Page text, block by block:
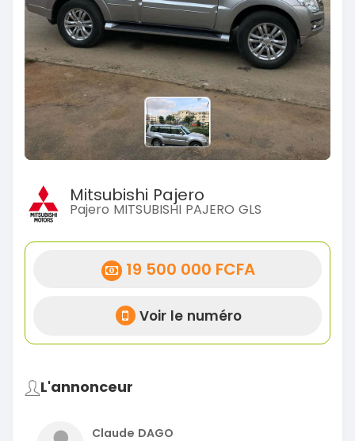
Mitsubishi Pajero
Pajero MITSUBISHI PAJERO GLS
19 500 000 FCFA
Voir le numéro
L'annonceur
Claude DAGO